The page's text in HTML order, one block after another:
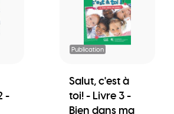
-
Publication
Salut, c'est à
toi! - Livre 3 -
Bien dans ma